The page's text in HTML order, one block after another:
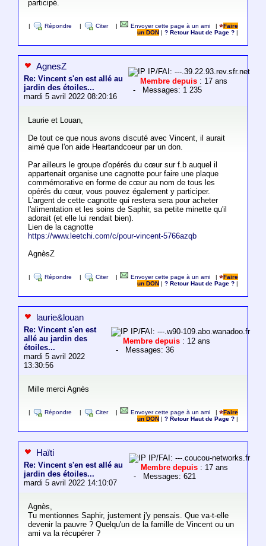
participé.
Répondre Citer Envoyer cette page à un ami |
Faire
un DON
|? Retour Haut de Page ?
AgnesZ
Re: Vincent s'en est allé au
jardin des étoiles...
mardi 5 avril 2022 08:20:16
IP/FAI: ---.39.22.93.rev.sfr.net
Membre depuis : 17 ans
- Messages: 1 235
Laurie et Louan,
De tout ce que nous avons discuté avec Vincent, il aurait
aimé que l'on aide Heartandcoeur par un don.
Par ailleurs le groupe d'opérés du cœur sur f.b auquel il
appartenait organise une cagnotte pour faire une plaque
commémorative en forme de cœur au nom de tous les
opérés du cœur, vous pouvez également y participer.
L'argent de cette cagnotte qui restera sera pour acheter
l'alimentation et les soins de Saphir, sa petite minette qu'il
adorait (et elle lui rendait bien).
Lien de la cagnotte
https://www.leetchi.com/c/pour-vincent-5766azqb
AgnèsZ
Répondre Citer Envoyer cette page à un ami |
Faire
un DON
|? Retour Haut de Page ?
laurie&louan
Re: Vincent s'en est
allé au jardin des
étoiles...
mardi 5 avril 2022
13:30:56
IP/FAI: ---.w90-109.abo.wanadoo.fr
Membre depuis : 12 ans
- Messages: 36
Mille merci Agnès
Répondre Citer Envoyer cette page à un ami |
Faire
un DON
|? Retour Haut de Page ?
Haïti
Re: Vincent s'en est allé au
jardin des étoiles...
mardi 5 avril 2022 14:10:07
IP/FAI: ---.coucou-networks.fr
Membre depuis : 17 ans
- Messages: 621
Agnès,
Tu mentionnes Saphir, justement j'y pensais. Que va-t-elle
devenir la pauvre ? Quelqu'un de la famille de Vincent ou un
ami va la récupérer ?